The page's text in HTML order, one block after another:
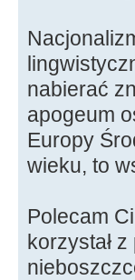
nabierać
apogeum
Europy
wieku, to
Polecam
korzystał